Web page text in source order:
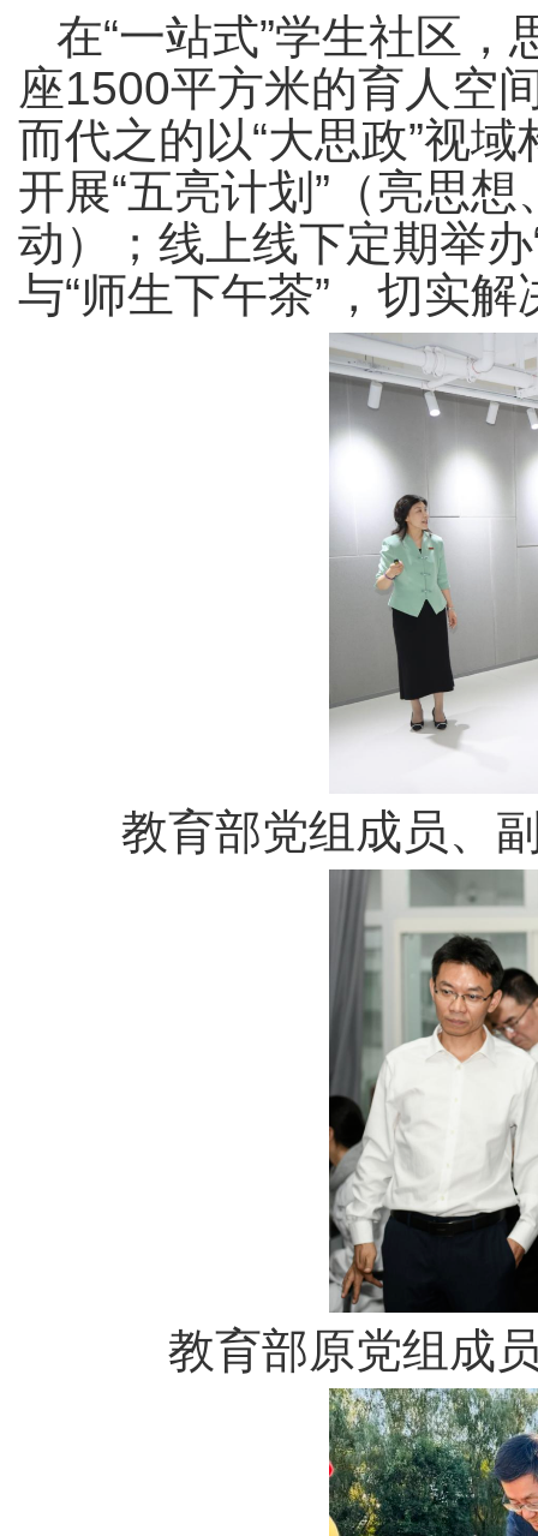
在“一站式”学生社区
座1500平方米的育人空
而代之的以“大思政”视
开展“五亮计划”（亮思
动）；线上线下定期举
与“师生下午茶”，切实
教育部党组成员、
教育部原党组成